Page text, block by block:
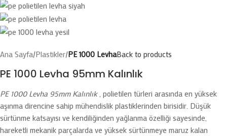
Ana Sayfa Plastikler PE 1000 LevhaBack to products
PE 1000 Levha 95mm Kalınlık
PE 1000 Levha 95mm Kalınlık, polietilen türleri arasında en yüksek
aşınma direncine sahip mühendislik plastiklerinden birisidir. Düşük
sürtünme katsayısı ve kendiliğinden yağlanma özelliği sayesinde,
hareketli mekanik parçalarda ve yüksek sürtünmeye maruz kalan